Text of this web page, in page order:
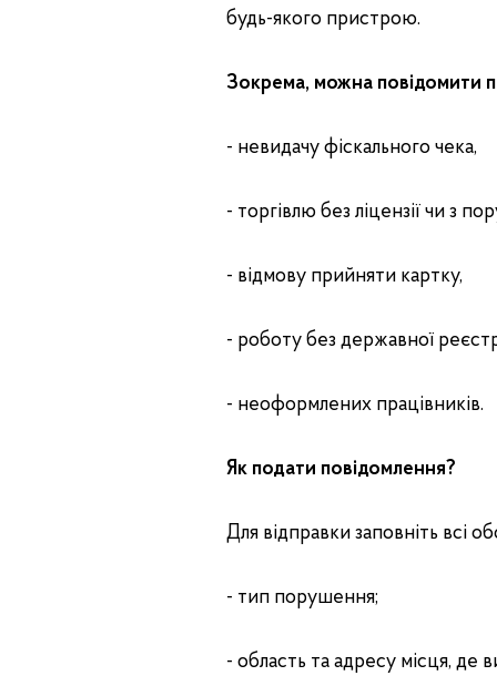
будь-якого пристрою.
Зокрема, можна повідомити
- невидачу фіскального чека,
- торгівлю без ліцензії чи з
- відмову прийняти картку,
- роботу без державної
- неоформлених працівників.
Як подати повідомлення?
Для відправки заповніть всі
- тип порушення;
- область та адресу місця, де